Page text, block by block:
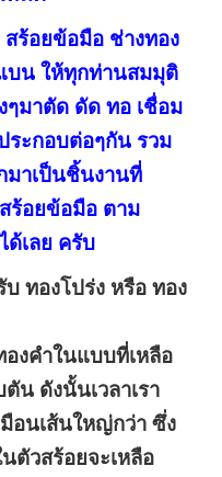
ร้อยข้อมือ ช่างทอง
บน ให้ทุกท่านสมมุติ
ๆมาตัด ดัด ทอ เชื่อม
ระกอบต่อๆกัน รวม
มาเป็นชิ้นงานที่
ร้อยข้อมือ ตาม
เลย ครับ
ทองโปร่ง หรือ ทอง
งคำในแบบที่เหลือ
น ดังนั้นเวลาเรา
อนเส้นใหญ่กว่า ซึ่ง
ตัวสร้อยจะเหลือ